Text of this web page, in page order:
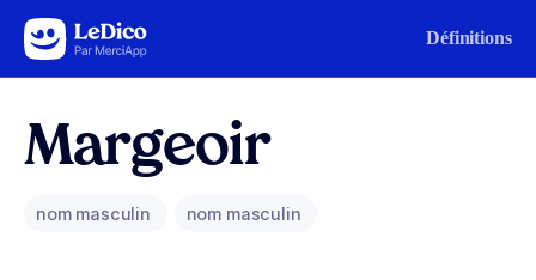
Aller au contenu Définitions
Margeoir
nom masculin nom masculin